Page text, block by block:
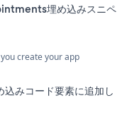
埋め込みスニペ
create your app
みコード要素に追加し